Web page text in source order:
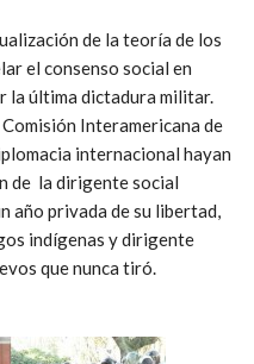
de la teoría de los
el consenso social en
la última dictadura militar.
Interamericana de
internacional hayan
de la dirigente social
año privada de su libertad,
indígenas y dirigente
que nunca tiró.